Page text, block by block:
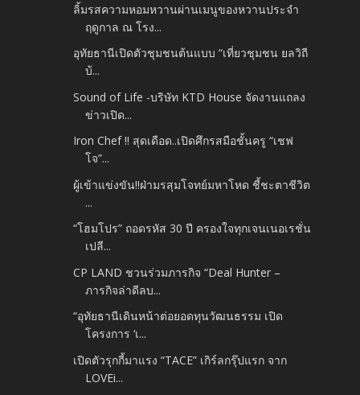
ลิ้มรสความหอมหวานผ่านเมนูของหวานประจำ
ฤดูกาล ณ โรง...
อุทัยธานีเปิดตัวชุมชนต้นแบบ “เที่ยวชุมชน ยลวิถี
บ้...
Sound of Life -บริษัท KTD House จัดงานแถลง
ข่าวเปิด...
Iron Chef !! สุดเดือด..เปิดศึกรสมือชั้นครู “เชฟ
โจ”...
ผู้เข้าแข่งขัน!!ฝ่ามรสุมโจทย์มหาโหด ชี้ชะตาชีวิต
...
“โฮมโปร” ถอดรหัส 30 ปี ครองใจทุกเจนเนอเรชั่น
เปลี...
CP LAND ชวนร่วมภารกิจ “Deal Hunter –
ภารกิจล่าดีลบ...
“อุทัยธานีเดินหน้าต่อยอดทุนวัฒนธรรม เปิด
โครงการ ‘เ...
เปิดตัวรุกกี้มาแรง “TACE” เกิร์ลกรุ๊ปแรก จาก
LOVEi...